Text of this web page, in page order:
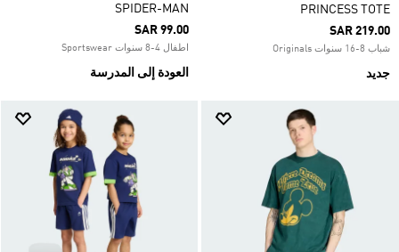
PRINCESS TOTE
SAR 219.00
شباب 8-16 سنوات Originals
جديد
SPIDER-MAN
SAR 99.00
اطفال 4-8 سنوات Sportswear
العودة إلى المدرسة